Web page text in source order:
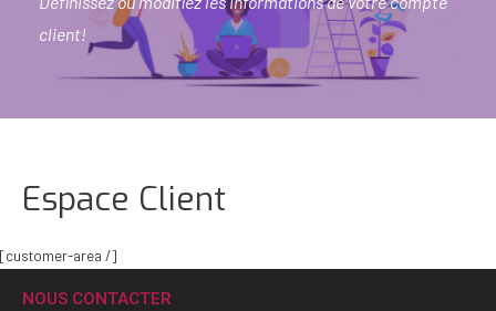
client!
Espace Client
[customer-area /]
NOUS CONTACTER